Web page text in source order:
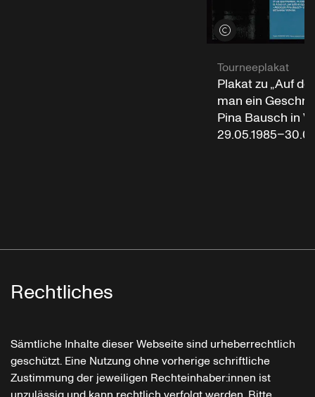
Credits öffnen
Tourneeplakat
Plakat zu „Auf
man ein
Pina Bausch in
Rechtliches
Sämtliche Inhalte dieser Webseite sind urheberrechtlich
geschützt. Eine Nutzung ohne vorherige schriftliche
Zustimmung der jeweiligen Rechteinhaber:innen ist